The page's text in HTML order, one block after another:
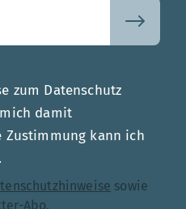
zum Datenschutz
damit
Zustimmung kann ich
sowie
Abo.